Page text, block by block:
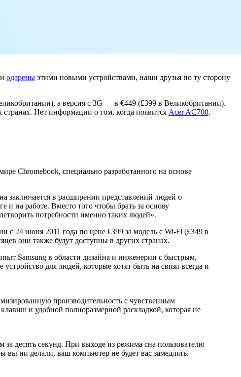
одарены этими новыми устройствами, наши друзья по ту сторону
а версия с 3G — в €449 (£399 в Великобритании).
Нет информации о том, когда появится Acer AC700.
Chromebook, специально разработанного на основе
заключается в расширении представлений людей о
на работе. Вместо того чтобы брать за основу
потребности именно таких людей».
с 24 июня 2011 года по цене €399 за модель с Wi-Fi (£349 в
они также будут доступны в других странах.
Samsung в области дизайна и инженерии с быстрым,
для людей, которые хотят быть на связи всегда и
производительность с чувственным
и удобной полноразмерной раскладкой, которая не
за десять секунд. При выходе из режима сна пользователю
вы ни делали, ваш компьютер не будет вас замедлять.